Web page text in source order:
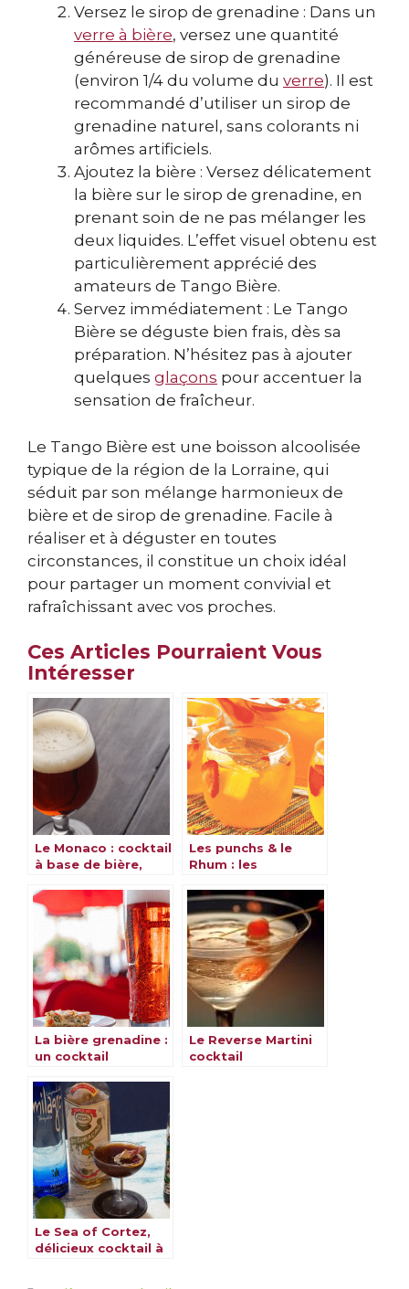
Versez le sirop de grenadine : Dans un
verre à bière, versez une quantité
généreuse de sirop de grenadine
(environ 1/4 du volume du verre). Il est
recommandé d’utiliser un sirop de
grenadine naturel, sans colorants ni
arômes artificiels.
Ajoutez la bière : Versez délicatement
la bière sur le sirop de grenadine, en
prenant soin de ne pas mélanger les
deux liquides. L’effet visuel obtenu est
particulièrement apprécié des
amateurs de Tango Bière.
Servez immédiatement : Le Tango
Bière se déguste bien frais, dès sa
préparation. N’hésitez pas à ajouter
quelques glaçons pour accentuer la
sensation de fraîcheur.
Le Tango Bière est une boisson alcoolisée
typique de la région de la Lorraine, qui
séduit par son mélange harmonieux de
bière et de sirop de grenadine. Facile à
réaliser et à déguster en toutes
circonstances, il constitue un choix idéal
pour partager un moment convivial et
rafraîchissant avec vos proches.
Ces Articles Pourraient Vous
Intéresser
Le Monaco : cocktail
à base de bière,
grenadine
Les punchs & le
Rhum : les
La bière grenadine :
un cocktail
l’été
Le Reverse Martini
cocktail
Le Sea of Cortez,
délicieux cocktail à